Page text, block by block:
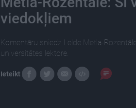
viedokļiem
Komentāru sniedz Lelde Metla-
universitātes lektore.
Ieteikt